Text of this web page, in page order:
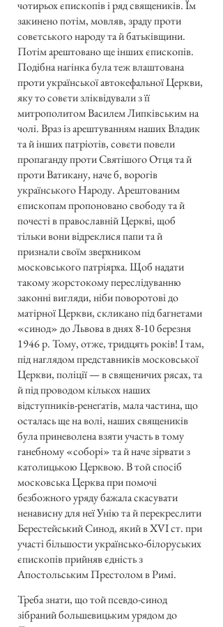
чотирьох єпископів і ряд священиків. Їм
закинено потім, мовляв, зраду проти
совєтського народу та й батьківщини.
Потім арештовано ще інших єпископів.
Подібна нагінка була теж влаштована
проти української автокефальної Церкви,
яку то совєти зліквідували з її
митрополитом Василем Липківським на
чолі. Враз із арештуванням наших Владик
та й інших патріотів, совєти повели
пропаганду проти Святішого Отця та й
проти Ватикану, наче б, ворогів
українського Народу. Арештованим
єпископам пропоновано свободу та й
почесті в православній Церкві, щоб
тільки вони відреклися папи та й
признали своїм зверхником
московського патріярха. Щоб надати
такому жорстокому переслідуванню
законні вигляди, ніби поворотові до
матірної Церкви, скликано під багнетами
«синод» до Львова в днях 8-10 березня
1946 р. Тому, отже, тридцять років! І там,
під наглядом представників московської
Церкви, поліції — в священичих рясах, та
й під проводом кількох наших
відступників-ренеґатів, мала частина, що
осталась ще на волі, наших священиків
була приневолена взяти участь в тому
ганебному «соборі» та й наче зірвати з
католицькою Церквою. В той спосіб
московська Церква при помочі
безбожного уряду бажала скасувати
ненависну для неї Унію та й перекреслити
Берестейський Синод, який в XVI ст. при
участі більшости українсько-білоруських
єпископів прийняв єдність з
Апостольським Престолом в Римі.
Треба знати, що той псевдо-синод
зібраний большевицьким урядом до